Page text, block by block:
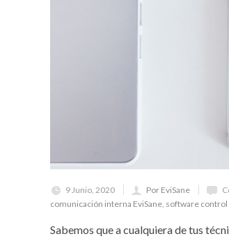
9 Junio, 2020 Por EviSane
comunicación interna EviSane, software control
Sabemos que a cualquiera de tus